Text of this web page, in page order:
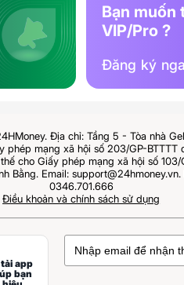
Bạn muốn
VIP/Pro ?
Đăng ký
Địa chỉ: Tầng 5 - Tòa nhà
phép mạng xã hội số 203/GP-BTTTT
cho Giấy phép mạng xã hội số
Bằng. Email:
0346.701.666
Điều khoản và chính sách sử dụng
tải app
bạn